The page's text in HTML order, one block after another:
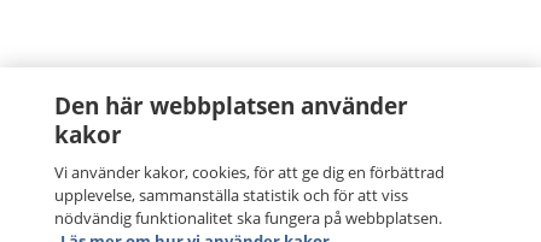
Den här webbplatsen använder
kakor
Vi använder kakor, cookies, för att ge dig en förbättrad
upplevelse, sammanställa statistik och för att viss
nödvändig funktionalitet ska fungera på webbplatsen.